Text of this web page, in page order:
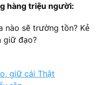
hàng triệu người:
nào sẽ trường tồn? Kẻ
giữ đạo?
giữ cái Thật